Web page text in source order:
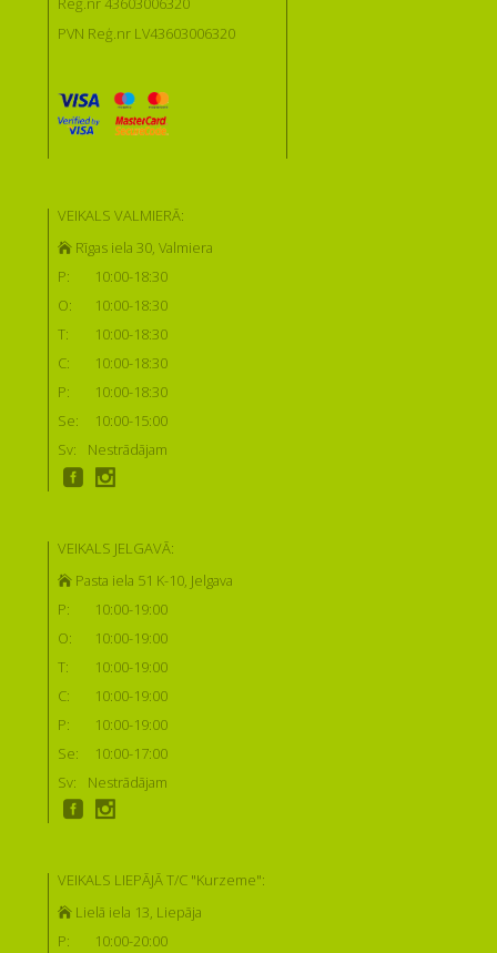
PVN Reģ.nr LV43603006320
VEIKALS VALMIERĀ:
Rīgas iela 30, Valmiera
P:
10:00-18:30
O:
10:00-18:30
T:
10:00-18:30
C:
10:00-18:30
P:
10:00-18:30
Se:
10:00-15:00
Sv:
Nestrādājam
VEIKALS JELGAVĀ:
Pasta iela 51 K-10, Jelgava
P:
10:00-19:00
O:
10:00-19:00
T:
10:00-19:00
C:
10:00-19:00
P:
10:00-19:00
Se:
10:00-17:00
Sv:
Nestrādājam
VEIKALS LIEPĀJĀ T/C "Kurzeme":
Lielā iela 13, Liepāja
P:
10:00-20:00